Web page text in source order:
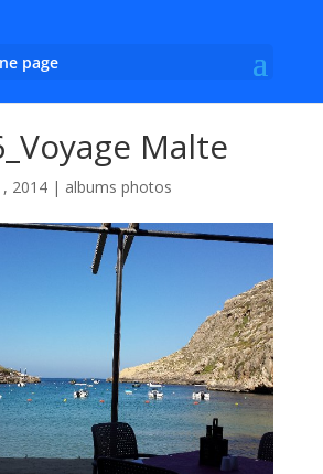
page
Malte
2014| albums photos